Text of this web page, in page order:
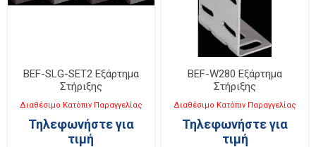
BEF-SLG-SET2 Εξάρτημα
Στήριξης
Διαθέσιμο Κατόπιν Παραγγελίας
Τηλεφωνήστε για
τιμή
BEF-W280 Εξάρτημα
Στήριξης
Διαθέσιμο Κατόπιν Παραγγελίας
Τηλεφωνήστε για
τιμή